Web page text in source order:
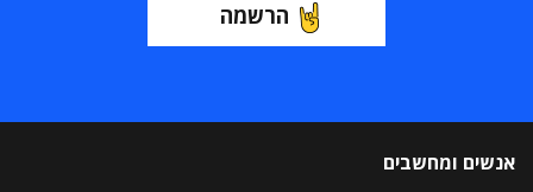
הרשמה
אנשים ומחשבים